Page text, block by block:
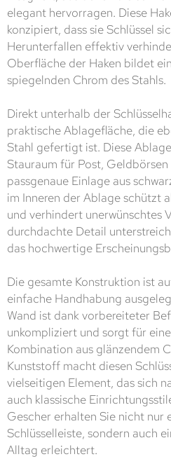
elegant hervorragen. Diese
konzipiert, dass sie Schlüssel
Herunterfallen effektiv
Oberfläche der Haken bildet
spiegelnden Chrom des Stahls.
Direkt unterhalb der
praktische Ablagefläche, die
Stahl gefertigt ist. Diese
Stauraum für Post,
passgenaue Einlage aus
im Inneren der Ablage schützt
und verhindert unerwünschtes
durchdachte Detail
das hochwertige
Die gesamte Konstruktion ist
einfache Handhabung
Wand ist dank vorbereiteter
unkompliziert und sorgt für
Kombination aus glänzendem
Kunststoff macht diesen
vielseitigen Element, das sich
auch klassische
Gescher erhalten Sie nicht nur
Schlüsselleiste, sondern auch
Alltag erleichtert.